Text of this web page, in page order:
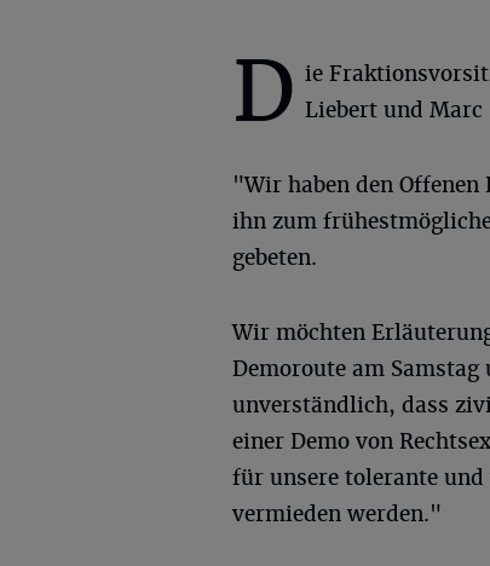
D ie
Liebert und Marc
"Wir haben den
ihn zum
gebeten.
Wir möchten
Demoroute am
unverständlich, dass
einer Demo von
für unsere tolerante
vermieden werden."